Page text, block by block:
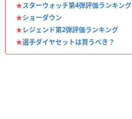
★スターウォッチ第4弾評価ランキング
★ショーダウン
★レジェンド第2弾評価ランキング
★選手ダイヤセットは買うべき？